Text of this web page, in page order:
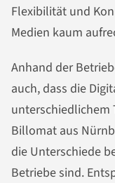
Flexibilität und
Medien kaum
Anhand der
auch, dass die
unterschiedlichem
Billomat aus
die Unterschiede
Betriebe sind.